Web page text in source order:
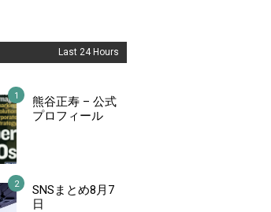
Last 24 Hours
熊谷正寿 – 公式
プロフィール
SNSまとめ8月7
日